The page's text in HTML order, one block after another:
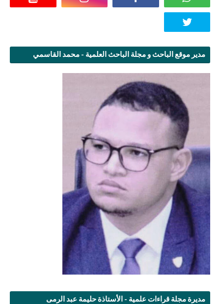
مدير موقع الباحث و مجلة الباحث العلمية - محمد القاسمي
مديرة مجلة قراءات علمية - الأستاذة حليمة عبد الرمى